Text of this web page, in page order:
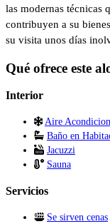
las modernas técnicas
contribuyen a su
su visita unos días
Qué ofrece este
Interior
Aire
Baño en
Jacuzzi
Sauna
Servicios
Se sirven cenas